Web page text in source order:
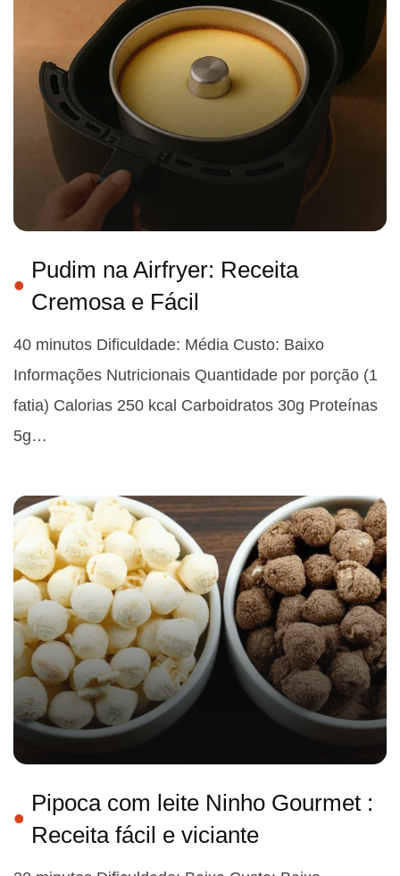
Pudim na Airfryer: Receita
Cremosa e Fácil
40 minutos Dificuldade: Média Custo: Baixo
Informações Nutricionais Quantidade por porção (1
fatia) Calorias 250 kcal Carboidratos 30g Proteínas
5g…
Pipoca com leite Ninho Gourmet :
Receita fácil e viciante